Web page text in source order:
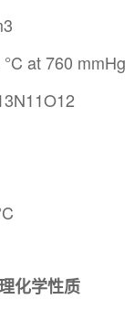
at 760 mmHg
化学性质